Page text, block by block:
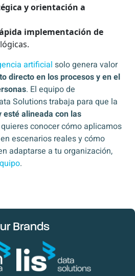
y orientación a
implementación de
artificial solo genera valor
directo en los procesos y en el
. El equipo de
Solutions trabaja para que la
alineada con las
quieres conocer cómo aplicamos
escenarios reales y cómo
adaptarse a tu organización,
.
Brands